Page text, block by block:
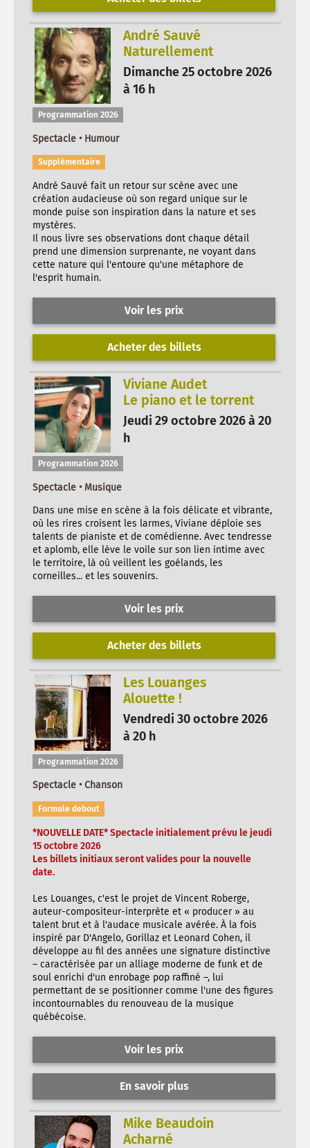
André Sauvé
Naturellement
Dimanche 25 octobre 2026
à 16 h
Programmation 2026
Spectacle • Humour
Supplémentaire
André Sauvé fait un retour sur scène avec une
création audacieuse où son regard unique sur le
monde puise son inspiration dans la nature et ses
mystères.
Il nous livre ses observations dont chaque détail
prend une dimension surprenante, ne voyant dans
cette nature qui l'entoure qu'une métaphore de
l'esprit humain.
Voir les prix
Acheter des billets
Viviane Audet
Le piano et le torrent
Jeudi 29 octobre 2026 à 20
h
Programmation 2026
Spectacle • Musique
Dans une mise en scène à la fois délicate et vibrante,
où les rires croisent les larmes, Viviane déploie ses
talents de pianiste et de comédienne. Avec tendresse
et aplomb, elle lève le voile sur son lien intime avec
le territoire, là où veillent les goélands, les
corneilles... et les souvenirs.
Voir les prix
Acheter des billets
Les Louanges
Alouette !
Vendredi 30 octobre 2026
à 20 h
Programmation 2026
Spectacle • Chanson
Formule debout
*NOUVELLE DATE* Spectacle initialement prévu le jeudi
15 octobre 2026
Les billets initiaux seront valides pour la nouvelle
date.
Les Louanges, c'est le projet de Vincent Roberge,
auteur-compositeur-interprète et « producer » au
talent brut et à l'audace musicale avérée. À la fois
inspiré par D'Angelo, Gorillaz et Leonard Cohen, il
développe au fil des années une signature distinctive
– caractérisée par un alliage moderne de funk et de
soul enrichi d'un enrobage pop raffiné –, lui
permettant de se positionner comme l'une des figures
incontournables du renouveau de la musique
québécoise.
Voir les prix
En savoir plus
Mike Beaudoin
Acharné